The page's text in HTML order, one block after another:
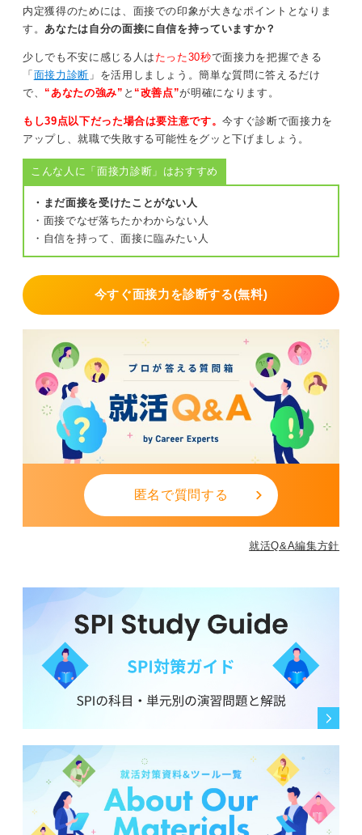
骨子を準備しておくだけでも、自信を持って本番に臨め
ます。
最低限の準備を怠っていては、内定を勝ちとるのは難し
いでしょう。
0
内定獲得のためには、面接での印象が大きなポイントとなりま
す。あなたは自分の面接に自信を持っていますか？
少しでも不安に感じる人は たった30秒で面接力を把握できる
「 面接力診断 」を活用しましょう。簡単な質問に答えるだけ
で、 “あなたの強み” と “改善点”が明確になります。
もし39点以下だった場合は要注意です。今すぐ診断で面接力を
アップし、就職で失敗する可能性をグッと下げましょう。
こんな人に「面接力診断」はおすすめ
・まだ面接を受けたことがない人
・面接でなぜ落ちたかわからない人
・自信を持って、面接に臨みたい人
今すぐ面接力を診断する(無料)
匿名で質問する
就活Q&A編集方針